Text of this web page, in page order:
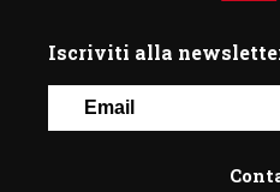
Iscriviti alla